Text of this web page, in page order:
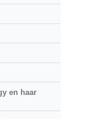
en haar